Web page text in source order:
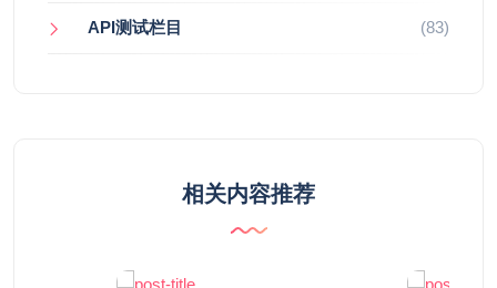
API测试栏目 (83)
相关内容推荐